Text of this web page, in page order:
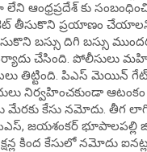
ఆంధ్రప్రదేశ్ కు
టికెట్ తీసుకొని ప్రయాణం
బస్సు దిగి బస్సు
చేసింది. పోలీసులు
తిట్టింది. పిఎస్ మెయిన్
నిర్వహించకుండా
కేసు నమోదు. తీగ
జయశంకర్ భూపాలపల్లి
కింద కేసులో నమోదు